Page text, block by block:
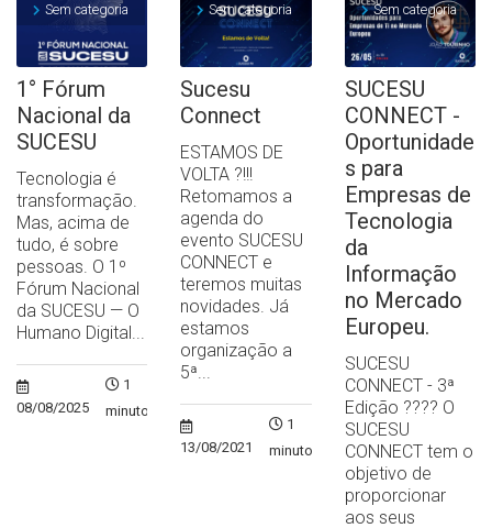
Sem categoria
1° Fórum
Nacional da
SUCESU
Tecnologia é
transformação.
Mas, acima de
tudo, é sobre
pessoas. O 1º
Fórum Nacional
da SUCESU — O
Humano Digital...
08/08/2025
1
minuto
Sem categoria
Sucesu
Connect
ESTAMOS DE
VOLTA ?!!!
Retomamos a
agenda do
evento SUCESU
CONNECT e
teremos muitas
novidades. Já
estamos
organização a
5ª...
13/08/2021
1
minuto
Sem categoria
SUCESU
CONNECT -
Oportunidade
s para
Empresas de
Tecnologia
da
Informação
no Mercado
Europeu.
SUCESU
CONNECT - 3ª
Edição ?‍??‍? O
SUCESU
CONNECT tem o
objetivo de
proporcionar
aos seus